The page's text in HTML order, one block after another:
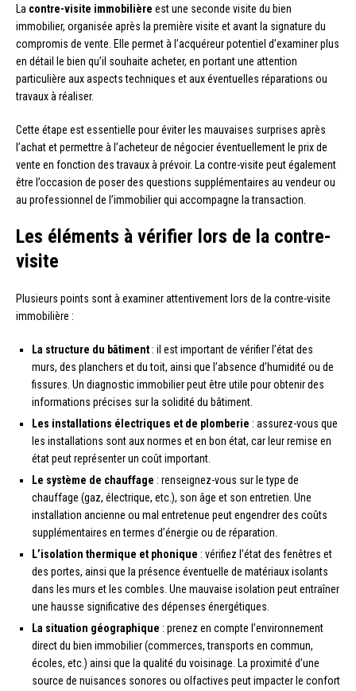
La contre-visite immobilière est une seconde visite du bien
immobilier, organisée après la première visite et avant la signature du
compromis de vente. Elle permet à l’acquéreur potentiel d’examiner plus
en détail le bien qu’il souhaite acheter, en portant une attention
particulière aux aspects techniques et aux éventuelles réparations ou
travaux à réaliser.
Cette étape est essentielle pour éviter les mauvaises surprises après
l’achat et permettre à l’acheteur de négocier éventuellement le prix de
vente en fonction des travaux à prévoir. La contre-visite peut également
être l’occasion de poser des questions supplémentaires au vendeur ou
au professionnel de l’immobilier qui accompagne la transaction.
Les éléments à vérifier lors de la contre-
visite
Plusieurs points sont à examiner attentivement lors de la contre-visite
immobilière :
La structure du bâtiment : il est important de vérifier l’état des
murs, des planchers et du toit, ainsi que l’absence d’humidité ou de
fissures. Un diagnostic immobilier peut être utile pour obtenir des
informations précises sur la solidité du bâtiment.
Les installations électriques et de plomberie : assurez-vous que
les installations sont aux normes et en bon état, car leur remise en
état peut représenter un coût important.
Le système de chauffage : renseignez-vous sur le type de
chauffage (gaz, électrique, etc.), son âge et son entretien. Une
installation ancienne ou mal entretenue peut engendrer des coûts
supplémentaires en termes d’énergie ou de réparation.
L’isolation thermique et phonique : vérifiez l’état des fenêtres et
des portes, ainsi que la présence éventuelle de matériaux isolants
dans les murs et les combles. Une mauvaise isolation peut entraîner
une hausse significative des dépenses énergétiques.
La situation géographique : prenez en compte l’environnement
direct du bien immobilier (commerces, transports en commun,
écoles, etc.) ainsi que la qualité du voisinage. La proximité d’une
source de nuisances sonores ou olfactives peut impacter le confort